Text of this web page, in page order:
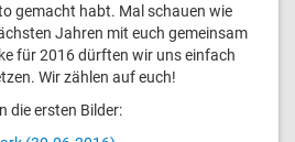
gemacht habt. Mal schauen wie
Jahren mit euch gemeinsam
für 2016 dürften wir uns einfach
Wir zählen auf euch!
die ersten Bilder: